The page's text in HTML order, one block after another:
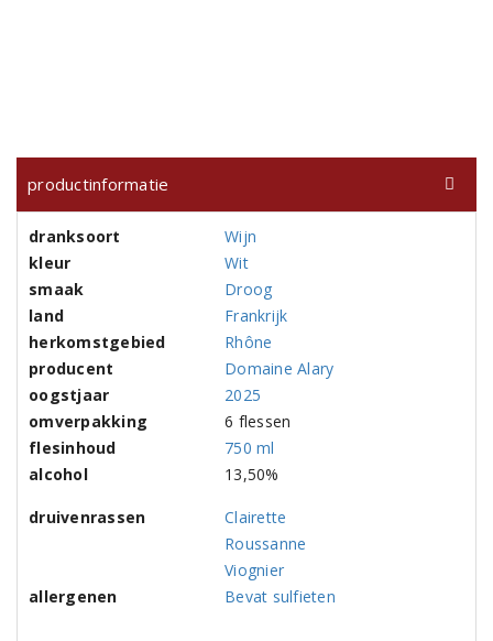
productinformatie
dranksoort
Wijn
kleur
Wit
smaak
Droog
land
Frankrijk
herkomstgebied
Rhône
producent
Domaine Alary
oogstjaar
2025
omverpakking
6 flessen
flesinhoud
750 ml
alcohol
13,50%
druivenrassen
Clairette
Roussanne
Viognier
allergenen
Bevat sulfieten